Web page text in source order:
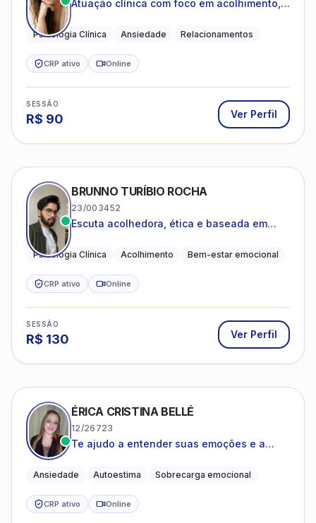
Atuação clínica com foco em acolhimento,
Psicologia Clínica Ansiedade Relacionamentos
CRP ativo Online
SESSÃO
R$ 90 Ver Perfil
BRUNNO TURÍBIO ROCHA
23/003452
Escuta acolhedora, ética e baseada em
Psicologia Clínica Acolhimento Bem-estar emocional
CRP ativo Online
SESSÃO
R$ 130 Ver Perfil
ÉRICA CRISTINA BELLÉ
12/26723
Te ajudo a entender suas emoções e a
que você está vivendo
Ansiedade Autoestima Sobrecarga emocional
CRP ativo Online